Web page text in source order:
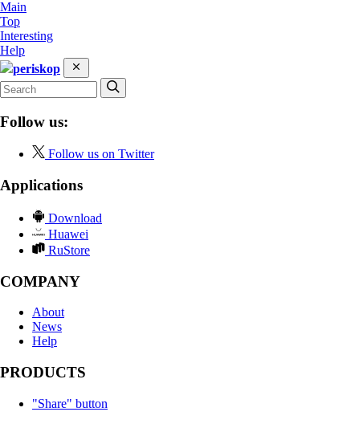
Main
Top
Interesting
Help
periskop
Follow us:
Follow us on Twitter
Applications
Download
Huawei
RuStore
COMPANY
About
News
Help
PRODUCTS
"Share" button